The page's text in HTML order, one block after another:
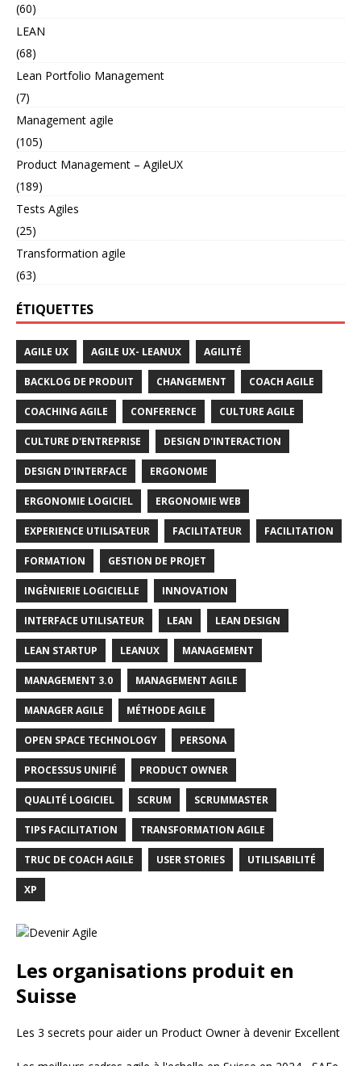
(60)
LEAN
(68)
Lean Portfolio Management
(7)
Management agile
(105)
Product Management – AgileUX
(189)
Tests Agiles
(25)
Transformation agile
(63)
ÉTIQUETTES
AGILE UX AGILE UX- LEANUX AGILITÉ
BACKLOG DE PRODUIT CHANGEMENT COACH AGILE
COACHING AGILE CONFERENCE CULTURE AGILE
CULTURE D'ENTREPRISE DESIGN D'INTERACTION
DESIGN D'INTERFACE ERGONOME
ERGONOMIE LOGICIEL ERGONOMIE WEB
EXPERIENCE UTILISATEUR FACILITATEUR FACILITATION
FORMATION GESTION DE PROJET
INGÈNIERIE LOGICIELLE INNOVATION
INTERFACE UTILISATEUR LEAN LEAN DESIGN
LEAN STARTUP LEANUX MANAGEMENT
MANAGEMENT 3.0 MANAGEMENT AGILE
MANAGER AGILE MÉTHODE AGILE
OPEN SPACE TECHNOLOGY PERSONA
PROCESSUS UNIFIÉ PRODUCT OWNER
QUALITÉ LOGICIEL SCRUM SCRUMMASTER
TIPS FACILITATION TRANSFORMATION AGILE
TRUC DE COACH AGILE USER STORIES UTILISABILITÉ
XP
Les organisations produit en
Suisse
Les 3 secrets pour aider un Product Owner à devenir Excellent